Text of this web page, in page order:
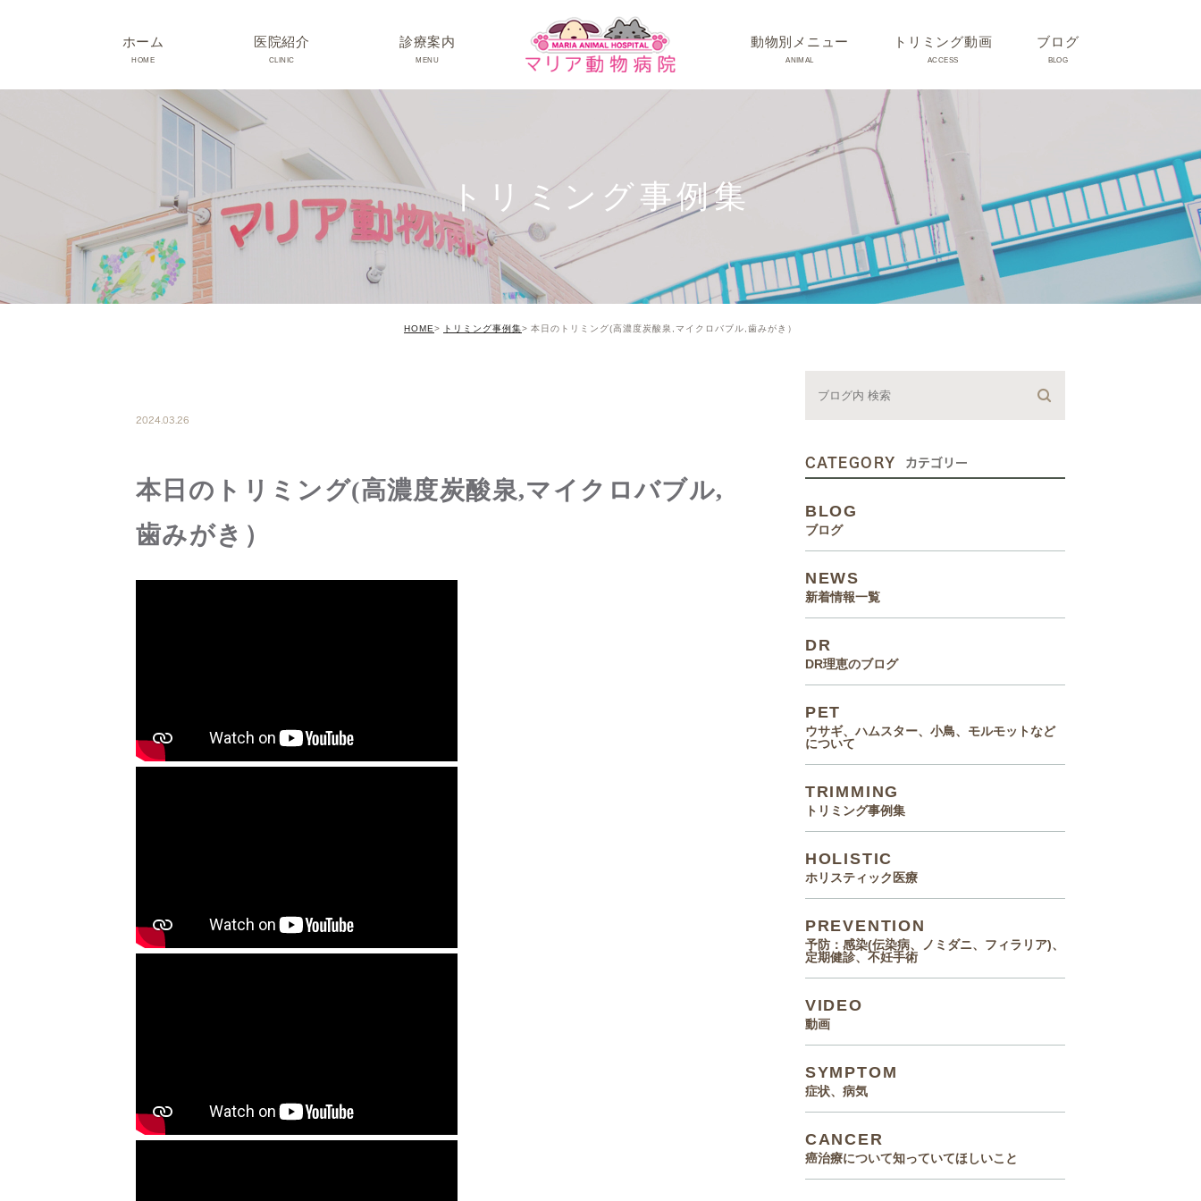
ホーム
HOME
医院紹介
CLINIC
院長･スタッフ紹介
診療時間･アクセス
院内紹介･初診の方へ
医院設備
診療案内
MENU
動物別メニュー
ANIMAL
ネコちゃんの病気
うさぎちゃん･その他動物の病気
トリミング動画
ACCESS
ブログ
BLOG
うさぎ、ハムスター、小鳥、
モルモットなどについて
トリミング事例集
ホリスティック医療
トリミング事例集
HOME トリミング事例集 本日のトリミング(高濃度炭酸泉,マイクロバブル,歯みがき）
2024.03.26
本日のトリミング(高濃度炭酸泉,マイクロバブル,
歯みがき）
CATEGORY カテゴリー
BLOG
ブログ
NEWS
新着情報一覧
DR
DR理恵のブログ
PET
ウサギ、ハムスター、小鳥、モルモットなど
について
TRIMMING
トリミング事例集
HOLISTIC
ホリスティック医療
PREVENTION
予防：感染(伝染病、ノミダニ、フィラリア)、
定期健診、不妊手術
VIDEO
動画
SYMPTOM
症状、病気
CANCER
癌治療について知っていてほしいこと